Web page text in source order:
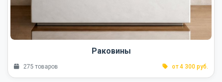
Раковины
275 товаров от 4 300 руб.